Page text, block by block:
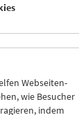
Webseiten-
wie Besucher
indem